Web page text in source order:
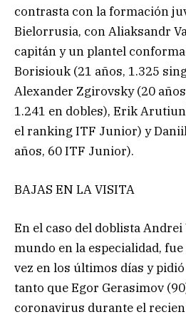
contrasta con la formación
Bielorrusia, con Aliaksandr
capitán y un plantel
Borisiouk (21 años, 1.325
Alexander Zgirovsky (20
1.241 en dobles), Erik
el ranking ITF Junior) y
años, 60 ITF Junior).
BAJAS EN LA VISITA
En el caso del doblista Andrei
mundo en la especialidad,
vez en los últimos días y
tanto que Egor Gerasimov
coronavirus durante el